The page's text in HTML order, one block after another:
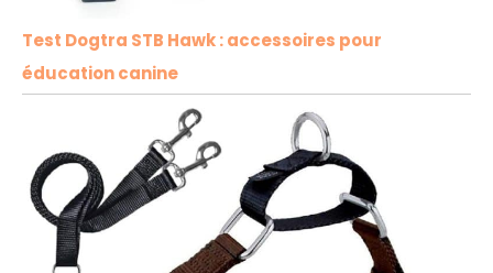
Test Dogtra STB Hawk : accessoires pour
éducation canine